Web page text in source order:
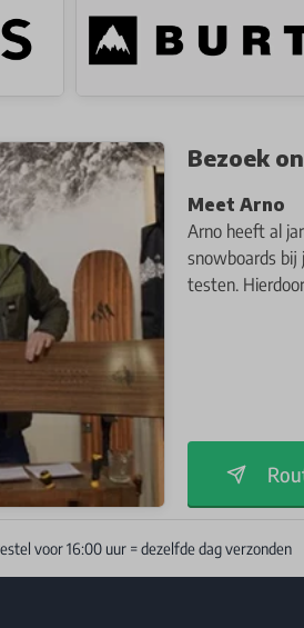
Bezoek
Meet Arno
Arno heeft al
snowboards bij
testen.
voor 16:00 uur = dezelfde dag verzonden